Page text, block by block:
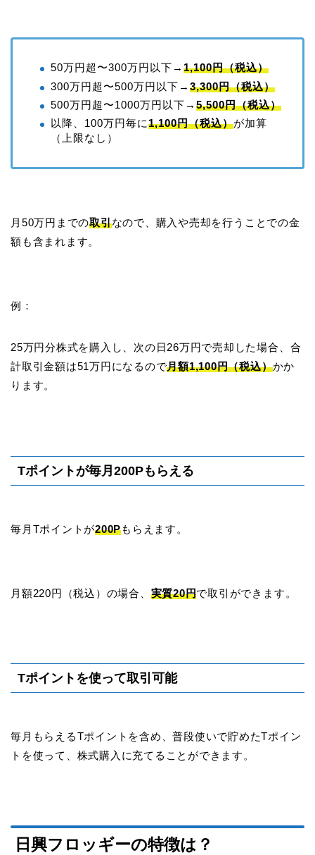
50万円超〜300万円以下→ 1,100円（税込）
300万円超〜500万円以下→ 3,300円（税込）
500万円超〜1000万円以下→ 5,500円（税込）
以降、100万円毎に1,100円（税込）が加算
（上限なし）
月50万円までの取引なので、購入や売却を行うことでの金
額も含まれます。
例：
25万円分株式を購入し、次の日26万円で売却した場合、合
計取引金額は51万円になるので月額1,100円（税込）かか
ります。
Tポイントが毎月200Pもらえる
毎月Tポイントが200Pもらえます。
月額220円（税込）の場合、 実質20円で取引ができます。
Tポイントを使って取引可能
毎月もらえるTポイントを含め、普段使いで貯めたTポイン
トを使って、株式購入に充てることができます。
日興フロッギーの特徴は？